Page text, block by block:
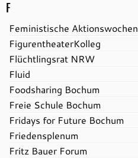
F
Feministische Aktionswochen
FigurentheaterKolleg
Flüchtlingsrat NRW
Fluid
Foodsharing Bochum
Freie Schule Bochum
Fridays for Future Bochum
Friedensplenum
Fritz Bauer Forum